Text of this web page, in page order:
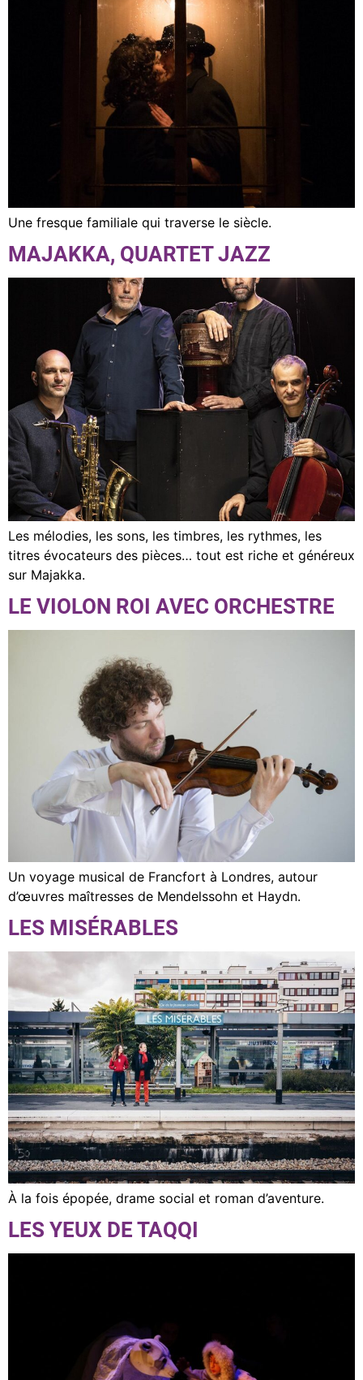
Une fresque familiale qui traverse le siècle.
MAJAKKA, QUARTET JAZZ
Les mélodies, les sons, les timbres, les rythmes, les
titres évocateurs des pièces… tout est riche et généreux
sur Majakka.
LE VIOLON ROI AVEC ORCHESTRE
Un voyage musical de Francfort à Londres, autour
d’œuvres maîtresses de Mendelssohn et Haydn.
LES MISÉRABLES
À la fois épopée, drame social et roman d’aventure.
LES YEUX DE TAQQI